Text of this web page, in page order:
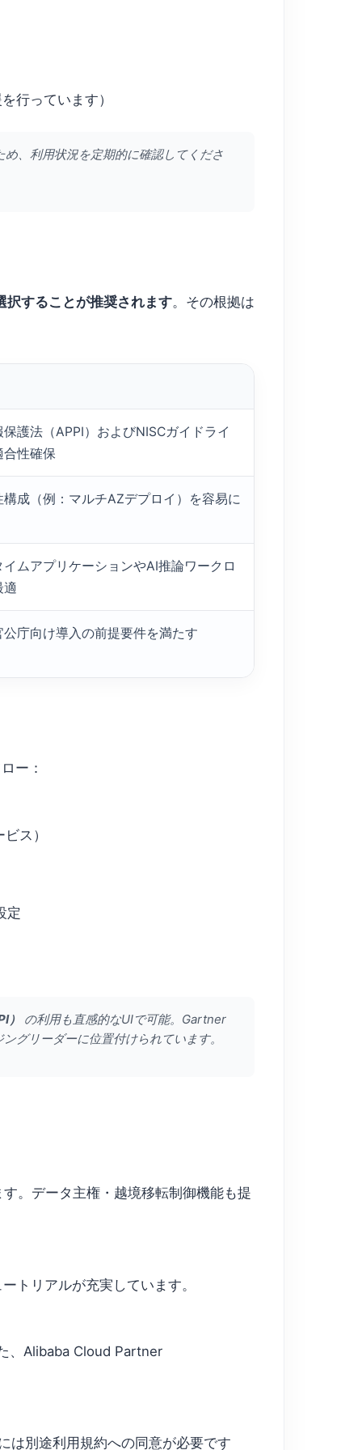
行っています）
、利用状況を定期的に確認してくださ
することが推奨されます。その根拠は
護法（APPI）およびNISCガイドライ
合性確保
構成（例：マルチAZデプロイ）を容易に
イムアプリケーションやAI推論ワークロ
適
公庁向け導入の前提要件を満たす
ー：
ス）
定
）
の利用も直感的なUIで可能。Gartner
グリーダーに位置付けられています。
。データ主権・越境移転制御機能も提
トリアルが充実しています。
、Alibaba Cloud Partner
は別途利用規約への同意が必要です